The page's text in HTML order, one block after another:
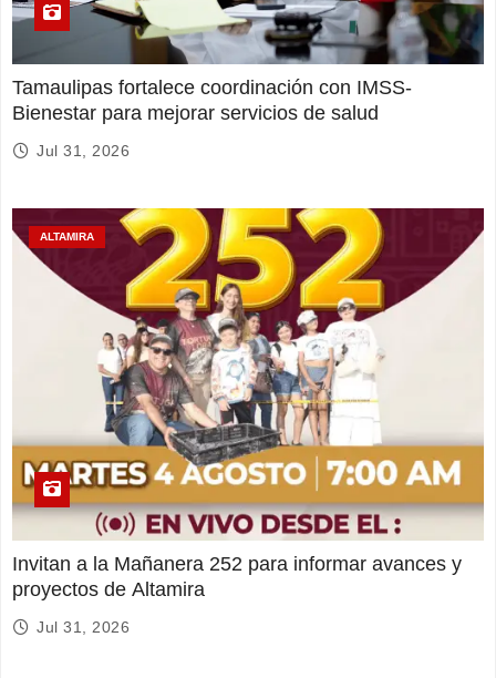
Tamaulipas fortalece coordinación con IMSS-
Bienestar para mejorar servicios de salud
Jul 31, 2026
ALTAMIRA
Invitan a la Mañanera 252 para informar avances y
proyectos de Altamira
Jul 31, 2026